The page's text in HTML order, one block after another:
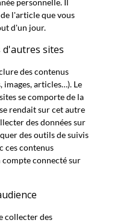
personnelle. Il
l'article que vous
d'un jour.
sites
des contenus
images, articles…). Le
se comporte de la
rendait sur cet autre
des données sur
des outils de suivis
ces contenus
compte connecté sur
collecter des